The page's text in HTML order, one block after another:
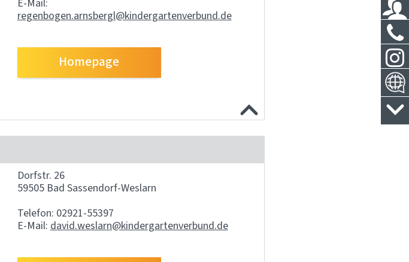
E-Mail:
regenbogen.arnsbergl@kindergartenverbund.de
Homepage
Dorfstr. 26
59505 Bad Sassendorf-Weslarn
Telefon: 02921-55397
E-Mail: david.weslarn@kindergartenverbund.de